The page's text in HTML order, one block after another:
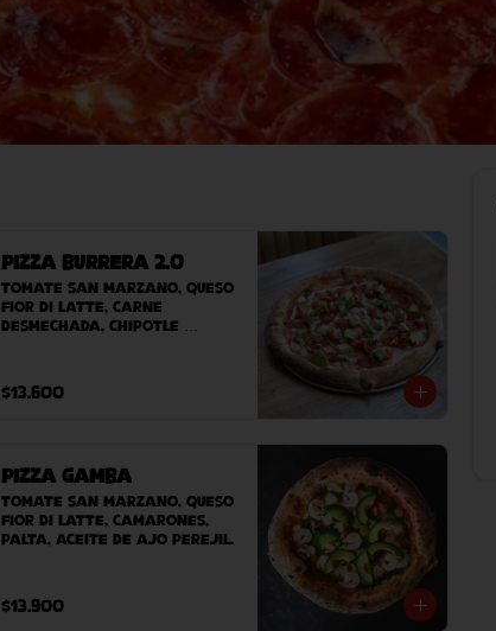
Pizza Burrera 2.0
Tomate San Marzano, queso
Fior Di Latte, carne
desmechada, chipotle
chile tajin, palta.
$13.600
Pizza Gamba
Tomate San Marzano, queso
Fior Di Latte, camarones,
palta, aceite de ajo perejil.
$13.900